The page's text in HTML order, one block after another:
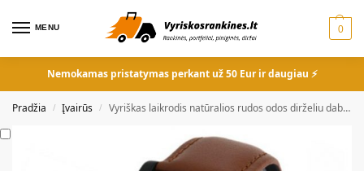
MENU 0
Nemokamas pristatymas perkant už 50 Eur ir daugiau ⚡
Pradžia / Įvairūs / Vyriškas laikrodis natūralios rudos odos dirželiu dabar tik 13€!